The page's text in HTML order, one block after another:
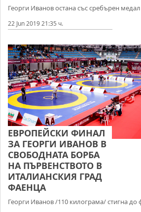
Георги Иванов остана със сребърен
22 Jun 2019 21:35 ч.
ЕВРОПЕЙСКИ ФИНАЛ
ЗА ГЕОРГИ ИВАНОВ В
СВОБОДНАТА БОРБА
НА ПЪРВЕНСТВОТО В
ИТАЛИАНСКИЯ ГРАД
ФАЕНЦА
Георги Иванов /110 килограма/ стигна до